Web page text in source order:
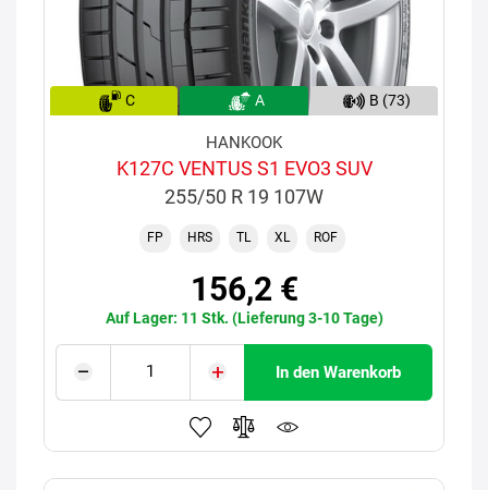
C A B (73)
HANKOOK
K127C VENTUS S1 EVO3 SUV
255/50 R 19 107W
FP HRS TL XL ROF
156,2 €
Auf Lager: 11 Stk. (Lieferung 3-10 Tage)
In den Warenkorb